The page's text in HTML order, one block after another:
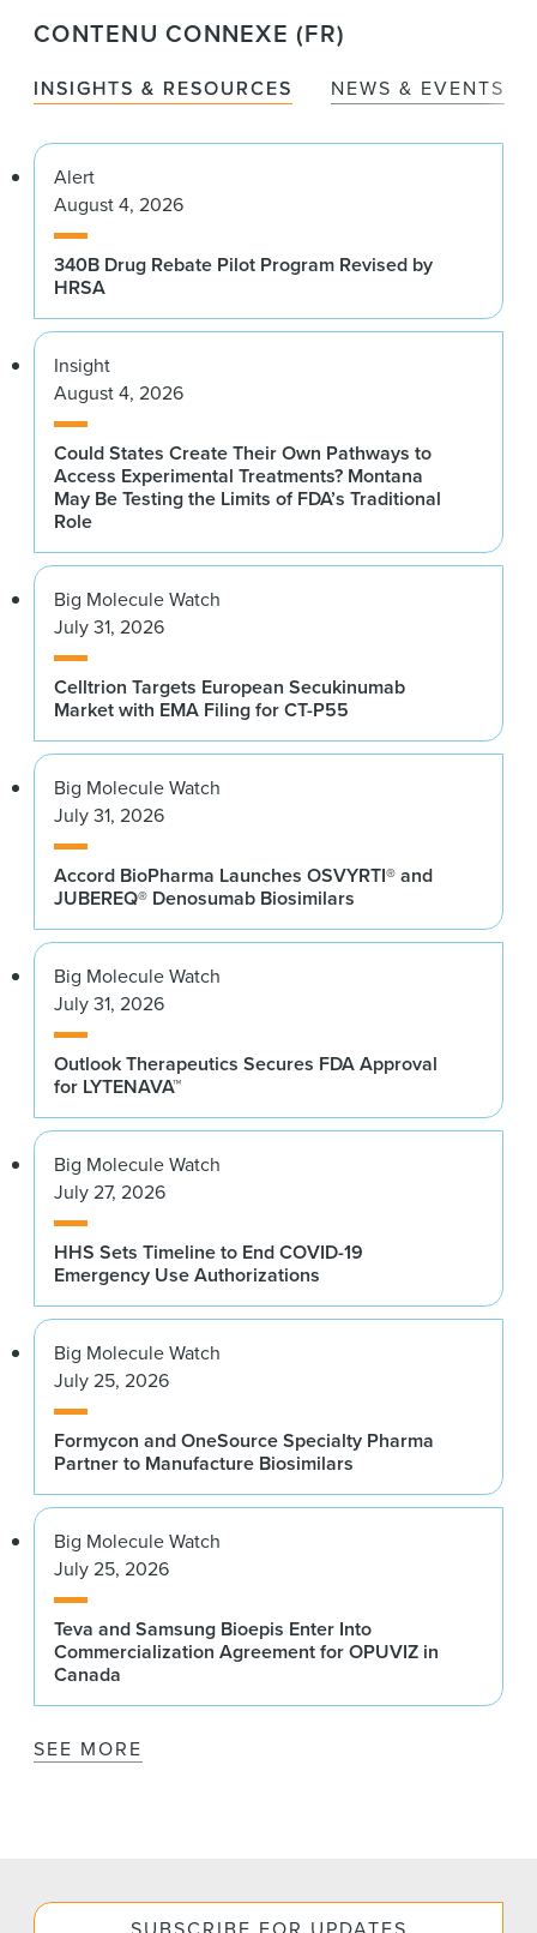
CONTENU CONNEXE (FR)
INSIGHTS & RESOURCES NEWS & EVENTS
Alert
August 4, 2026
340B Drug Rebate Pilot Program Revised by
HRSA
Insight
August 4, 2026
Could States Create Their Own Pathways to
Access Experimental Treatments? Montana
May Be Testing the Limits of FDA’s Traditional
Role
Big Molecule Watch
July 31, 2026
Celltrion Targets European Secukinumab
Market with EMA Filing for CT-P55
Big Molecule Watch
July 31, 2026
Accord BioPharma Launches OSVYRTI® and
JUBEREQ® Denosumab Biosimilars
Big Molecule Watch
July 31, 2026
Outlook Therapeutics Secures FDA Approval
for LYTENAVA™
Big Molecule Watch
July 27, 2026
HHS Sets Timeline to End COVID-19
Emergency Use Authorizations
Big Molecule Watch
July 25, 2026
Formycon and OneSource Specialty Pharma
Partner to Manufacture Biosimilars
Big Molecule Watch
July 25, 2026
Teva and Samsung Bioepis Enter Into
Commercialization Agreement for OPUVIZ in
Canada
SEE MORE